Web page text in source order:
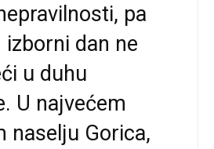
pa
dan ne
u duhu
U najvećem
naselju Gorica,